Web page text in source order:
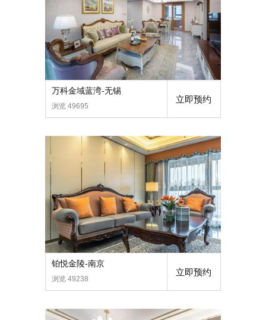
万科金域蓝湾-无锡
浏览 49695
立即预约
铂悦金陵-南京
浏览 49238
立即预约